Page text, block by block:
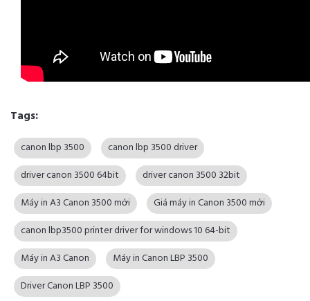
Tags:
canon lbp 3500
canon lbp 3500 driver
driver canon 3500 64bit
driver canon 3500 32bit
Máy in A3 Canon 3500 mới
Giá máy in Canon 3500 mới
canon lbp3500 printer driver for windows 10 64-bit
Máy in A3 Canon
Máy in Canon LBP 3500
Driver Canon LBP 3500